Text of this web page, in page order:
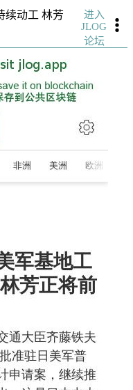
续动工 林芳
进入
JLOG
论坛